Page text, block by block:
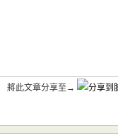
將此文章分享至→